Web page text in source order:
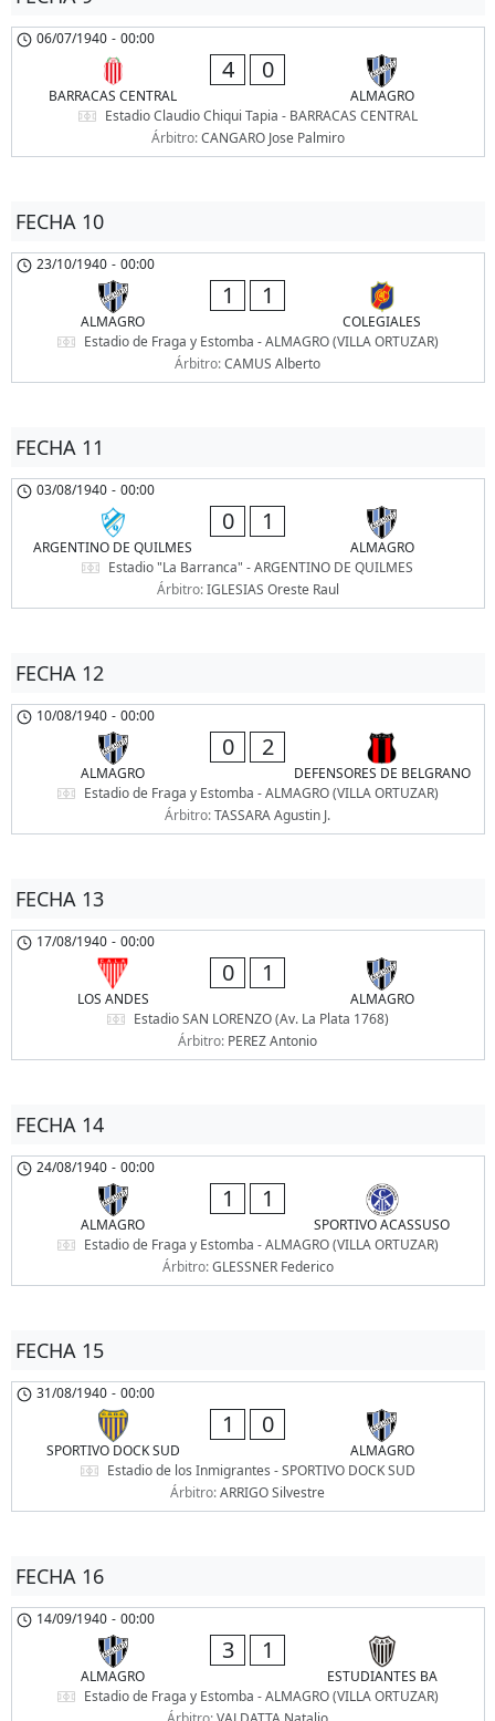
06/07/1940 - 00:00
BARRACAS CENTRAL
4 0
ALMAGRO
Estadio Claudio Chiqui Tapia - BARRACAS CENTRAL
Árbitro:CANGARO Jose Palmiro
FECHA 10
23/10/1940 - 00:00
ALMAGRO
1 1
COLEGIALES
Estadio de Fraga y Estomba - ALMAGRO (VILLA ORTUZAR)
Árbitro:CAMUS Alberto
FECHA 11
03/08/1940 - 00:00
ARGENTINO DE QUILMES
0 1
ALMAGRO
Estadio "La Barranca" - ARGENTINO DE QUILMES
Árbitro:IGLESIAS Oreste Raul
FECHA 12
10/08/1940 - 00:00
ALMAGRO
0 2
DEFENSORES DE BELGRANO
Estadio de Fraga y Estomba - ALMAGRO (VILLA ORTUZAR)
Árbitro:TASSARA Agustin J.
FECHA 13
17/08/1940 - 00:00
LOS ANDES
0 1
ALMAGRO
Estadio SAN LORENZO (Av. La Plata 1768)
Árbitro: PEREZ Antonio
FECHA 14
24/08/1940 - 00:00
ALMAGRO
1 1
SPORTIVO ACASSUSO
Estadio de Fraga y Estomba - ALMAGRO (VILLA ORTUZAR)
Árbitro:GLESSNER Federico
FECHA 15
31/08/1940 - 00:00
SPORTIVO DOCK SUD
1 0
ALMAGRO
Estadio de los Inmigrantes - SPORTIVO DOCK SUD
Árbitro:ARRIGO Silvestre
FECHA 16
14/09/1940 - 00:00
ALMAGRO
3 1
ESTUDIANTES BA
Estadio de Fraga y Estomba - ALMAGRO (VILLA ORTUZAR)